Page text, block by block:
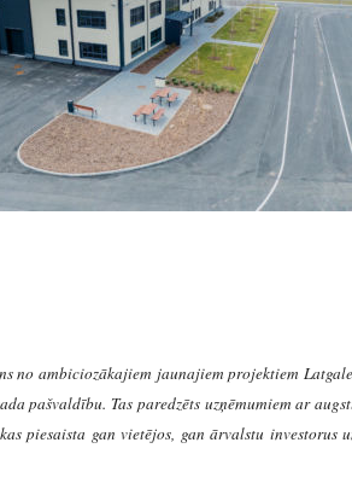
no ambiciozākajiem jaunajiem projektiem
pašvaldību. Tas paredzēts uzņēmumiem ar
piesaista gan vietējos, gan ārvalstu investorus